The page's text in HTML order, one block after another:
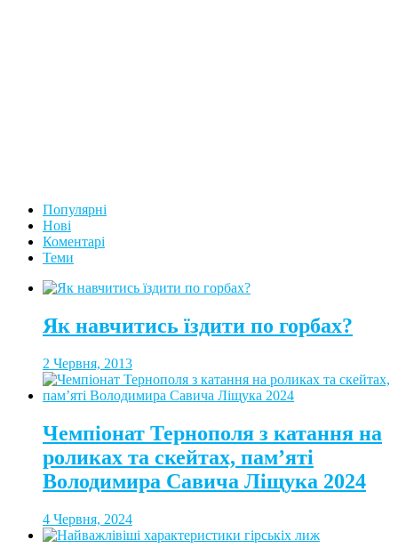
Популярні
Нові
Коментарі
Теми
Як навчитись їздити по горбах?
2 Червня, 2013
Чемпіонат Тернополя з катання на
роликах та скейтах, пам’яті
Володимира Савича Ліщука 2024
4 Червня, 2024